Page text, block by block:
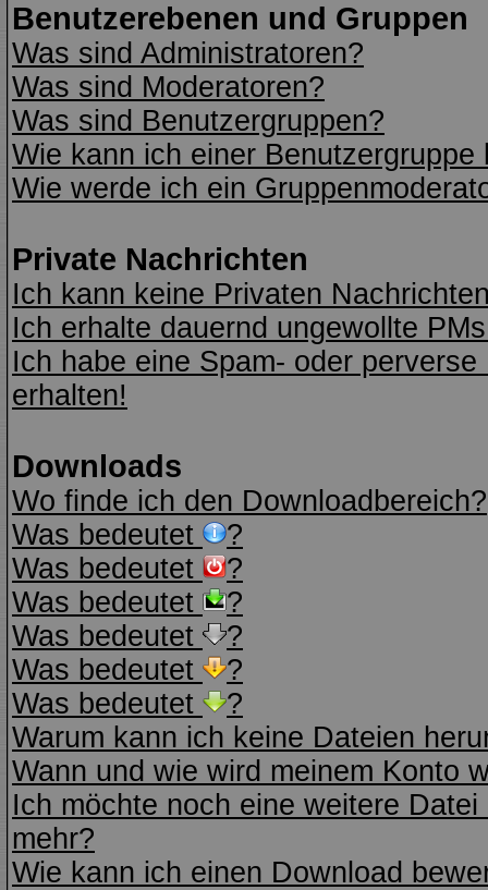
Benutzerebenen und Gruppen
Was sind Administratoren?
Was sind Moderatoren?
Was sind Benutzergruppen?
Wie kann ich einer Benutzergruppe
Wie werde ich ein
Private Nachrichten
Ich kann keine Privaten
Ich erhalte dauernd ungewollte
Ich habe eine Spam- oder
erhalten!
Downloads
Wo finde ich den Downloadbereich?
Was bedeutet
?
Was bedeutet
?
Was bedeutet
?
Was bedeutet
?
Was bedeutet
?
Was bedeutet
?
Warum kann ich keine Dateien
Wann und wie wird meinem Konto
Ich möchte noch eine weitere
mehr?
Wie kann ich einen Download